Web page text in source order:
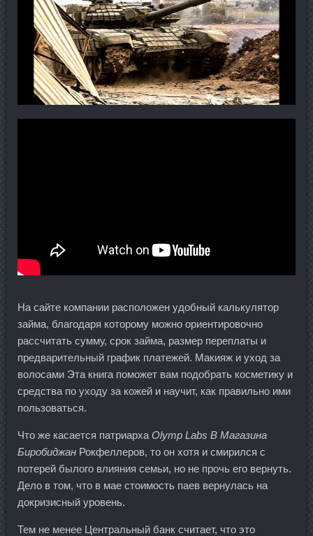
На сайте компании расположен удобный калькулятор
займа, благодаря которому можно ориентировочно
рассчитать сумму, срок займа, размер переплаты и
предварительный график платежей. Макияж и уход за
волосами Эта книга поможет вам подобрать косметику и
средства по уходу за кожей и научит, как правильно ими
пользоваться.
Что же касается патриарха Olymp Labs В Магазина
Биробиджан Рокфеллеров, то он хотя и смирился с
потерей былого влияния семьи, но не прочь его вернуть.
Дело в том, что в мае стоимость паев вернулась на
докризисный уровень.
Тем не менее Центральный банк считает, что это